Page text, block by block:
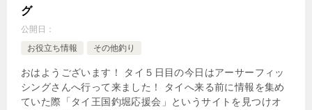
グ
公開日：
お役立ち情報
その他釣り
おはようございます！ タイ５日目の今日はアーサーフィッ
シングさんへ行って来ました！ タイへ来る前に情報を集め
ていた際「タイ王国釣堀応援会」というサイトを見つけオ